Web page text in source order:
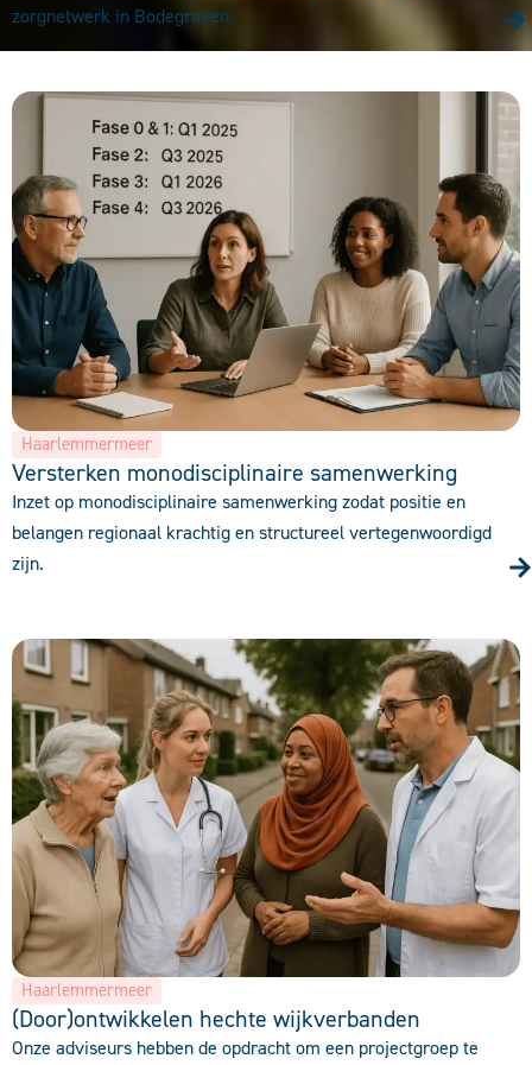
zorgnetwerk in Bodegraven.
Haarlemmermeer
Versterken monodisciplinaire samenwerking
Inzet op monodisciplinaire samenwerking zodat positie en
belangen regionaal krachtig en structureel vertegenwoordigd
zijn.
Haarlemmermeer
(Door)ontwikkelen hechte wijkverbanden
Onze adviseurs hebben de opdracht om een projectgroep te